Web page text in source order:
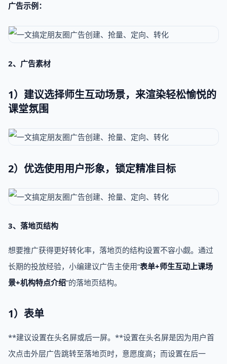
广告示例：
2、广告素材
1）建议选择师生互动场景，来渲染轻松愉悦的
课堂氛围
2）优选使用用户形象，锁定精准目标
3、落地页结构
想要推广获得更好转化率，落地页的结构设置不容小觑。通过
长期的投放经验，小编建议广告主使用“表单+师生互动上课场
景+机构特点介绍”的落地页结构。
1）表单
**建议设置在头名屏或后一屏。**设置在头名屏是因为用户首
次点击外层广告跳转至落地页时，意愿度高；而设置在后一